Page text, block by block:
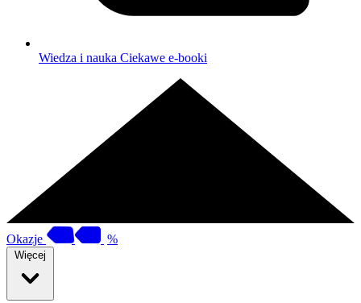
Wiedza i nauka Ciekawe e-booki
Okazje %
Więcej